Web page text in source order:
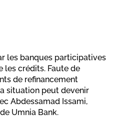
les banques participatives
les crédits. Faute de
de refinancement
situation peut devenir
Abdessamad Issami,
Umnia Bank.